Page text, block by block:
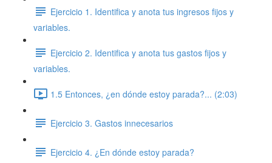
Ejercicio 1. Identifica y anota tus ingresos fijos y
variables.
Ejercicio 2. Identifica y anota tus gastos fijos y
variables.
1.5 Entonces, ¿en dónde estoy parada?... (2:03)
Ejercicio 3. Gastos innecesarios
Ejercicio 4. ¿En dónde estoy parada?